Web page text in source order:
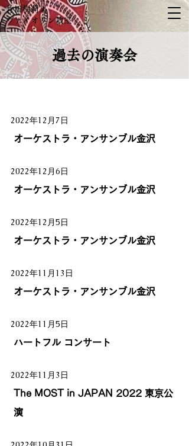
竹田樹莉果
​ヴァイオリン教室
過去の演奏会
2022年12月7日
オーケストラ・アンサンブル金沢
2022年12月6日
オーケストラ・アンサンブル金沢
2022年12月5日
オーケストラ・アンサンブル金沢
2022年11月13日
オーケストラ・アンサンブル金沢
2022年11月5日
ハートフル コンサート
2022年11月3日
The MOST in JAPAN 2022 東京公
演